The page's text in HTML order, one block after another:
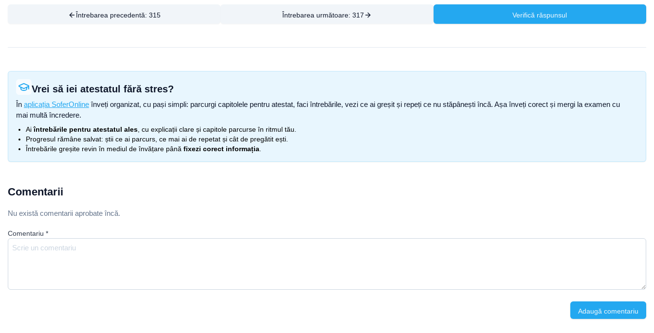
Întrebarea precedentă: 315 Întrebarea următoare: 317 Verifică răspunsul
Vrei să iei atestatul fără stres?
În aplicația SoferOnline înveți organizat, cu pași simpli: parcurgi capitolele pentru atestat, faci întrebările, vezi ce ai greșit și repeți ce nu stăpânești încă. Așa înveți corect și mergi la examen cu
mai multă încredere.
Aiîntrebările pentru atestatul ales , cu explicații clare și capitole parcurse în ritmul tău.
Progresul rămâne salvat: știi ce ai parcurs, ce mai ai de repetat și cât de pregătit ești.
Întrebările greșite revin în mediul de învățare până fixezi corect informația
Comentarii
Nu există comentarii aprobate încă.
Comentariu *
Adaugă comentariu